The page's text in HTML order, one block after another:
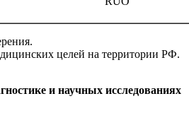
целей на территории РФ.
и научных исследованиях